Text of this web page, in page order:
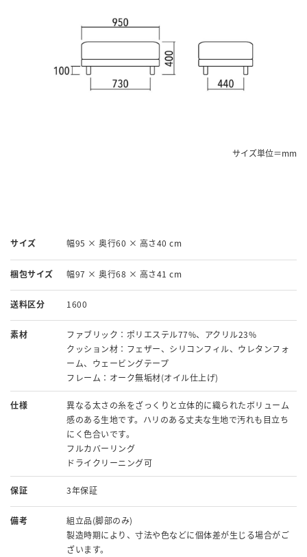
サイズ単位＝mm
サイズ 幅95 × 奥行60 × 高さ40 cm
梱包サイズ 幅97 × 奥行68 × 高さ41 cm
送料区分 1600
素材
ファブリック：ポリエステル77%、アクリル23%
クッション材：フェザー、シリコンフィル、ウレタンフォ
ーム、ウェービングテープ
フレーム：オーク無垢材(オイル仕上げ)
仕様
異なる太さの糸をざっくりと立体的に織られたボリューム
感のある生地です。ハリのある丈夫な生地で汚れも目立ち
にく色合いです。
フルカバーリング
ドライクリーニング可
保証 3年保証
備考
組立品(脚部のみ)
製造時期により、寸法や色などに個体差が生じる場合がご
ざいます。